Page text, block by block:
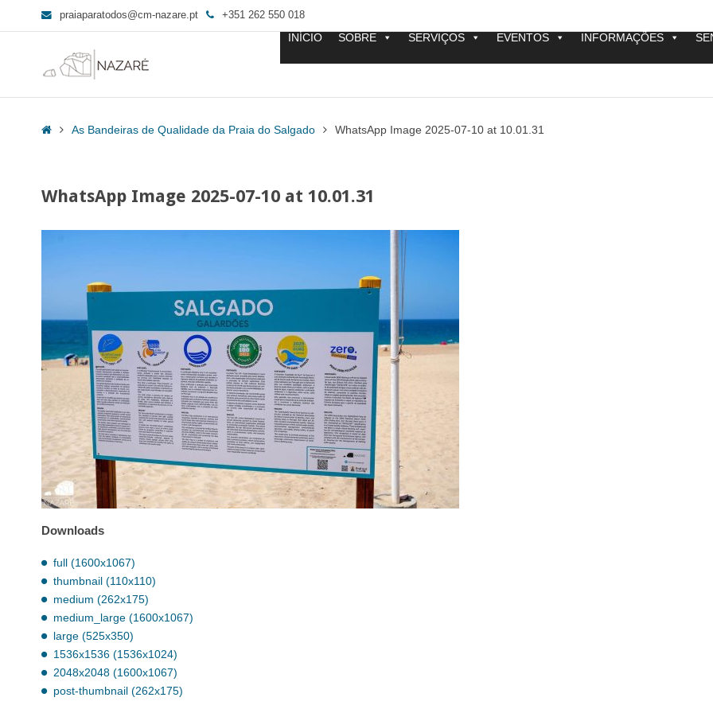
praiaparatodos@cm-nazare.pt +351 262 550 018
INÍCIO SOBRE SERVIÇOS EVENTOS INFORMAÇÕES
HomeAs Bandeiras de Qualidade da Praia do Salgado WhatsApp Image 2025-07-10 at 10.01.31
WhatsApp Image 2025-07-10 at 10.01.31
Downloads
full (1600x1067)
thumbnail (110x110)
medium (262x175)
medium_large (1600x1067)
large (525x350)
1536x1536 (1536x1024)
2048x2048 (1600x1067)
post-thumbnail (262x175)